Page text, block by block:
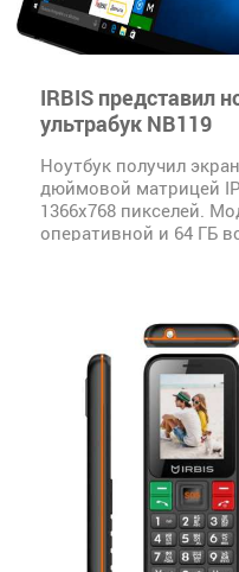
IRBIS представил
ультрабук NB119
Ноутбук получил
дюймовой матрицей
1366x768 пикселей.
оперативной и 64 ГБ